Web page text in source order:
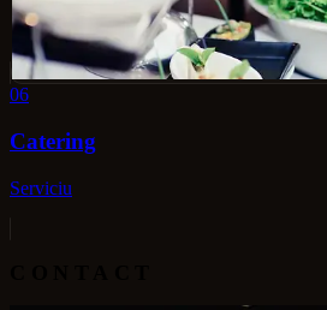
06
Catering
Serviciu